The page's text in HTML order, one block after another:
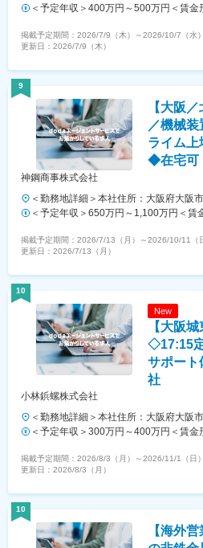
最寄駅：東京メトロ線／赤坂見附駅受
＜予定年収＞400万円～500万円＜賃
（基本給）：4,000,000円～5,000,000
24,900円（固定残業時間10時間0分/月
当は追加支給＜月額＞355,733円～
掲載予定期間： 2026/7/9（木） ～2026/10/7（水）
更新日： 2026/7/9（木）
9
【大阪
／機械
ライム上
◆在宅可
神鋼商事株式会社
＜勤務地詳細＞本社住所：大阪府大阪
エア受動喫煙対策：敷地内喫煙可能場
＜予定年収＞650万円～1,100万円＜賃
額（基本給）：330,000円～600,000
＜昇給有無＞有＜残業手当＞有＜給与
安の金額であり、選考を通じて変動す
掲載予定期間： 2026/7/13（月） ～2026/10/11（
更新日： 2026/7/13（月）
10
New
【大阪
◇17:15
サポー
社
小林鋲螺株式会社
＜勤務地詳細＞本社住所：大阪府大阪
策：屋内全面禁煙変更の範囲：会社の
＜予定年収＞300万円～400万円＜賃
（基本給）：180,000円～230,000円
40,000円（固定残業時間20時間0分/月
当は追加支給＜月給＞210,000円～
掲載予定期間： 2026/8/3（月） ～2026/11/1（日）
更新日： 2026/8/3（月）
10
【海外